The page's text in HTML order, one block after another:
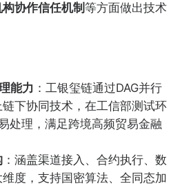
协作信任机制 等方面做出技术
能力 ：工银玺链通过DAG并行
下协同技术，在工信部测试环
处理，满足跨境高频贸易金融
：涵盖渠道接入、合约执行、数
度，支持国密算法、全同态加